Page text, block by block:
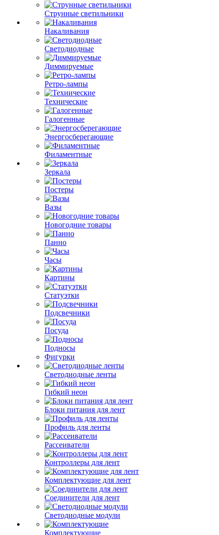
Струнные светильники
Накаливания
Светодиодные
Диммируемые
Ретро-лампы
Технические
Галогенные
Энергосберегающие
Филаментные
Зеркала
Постеры
Вазы
Новогодние товары
Панно
Часы
Картины
Статуэтки
Подсвечники
Посуда
Подносы
Фигурки
Светодиодные ленты
Гибкий неон
Блоки питания для лент
Профиль для ленты
Рассеиватели
Контроллеры для лент
Комплектующие для лент
Соединители для лент
Светодиодные модули
Комплектующие